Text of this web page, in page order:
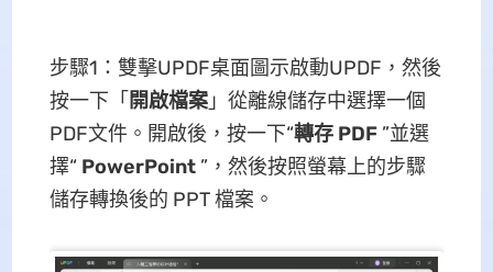
步驟1：雙擊UPDF桌面圖示啟動UPDF，然後
按一下「 開啟檔案」從離線儲存中選擇一個
PDF文件。開啟後，按一下“轉存 PDF”並選
擇“ PowerPoint”，然後按照螢幕上的步驟
儲存轉換後的 PPT 檔案。